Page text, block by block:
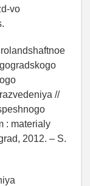
vo
//
: materialy
2012. – S.